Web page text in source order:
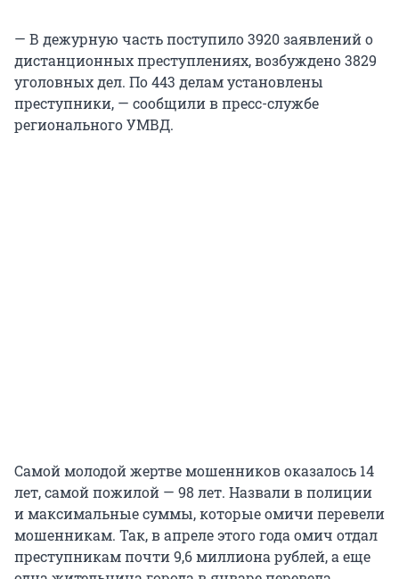
— В дежурную часть поступило 3920 заявлений о
дистанционных преступлениях, возбуждено 3829
уголовных дел. По 443 делам установлены
преступники, — сообщили в пресс-службе
регионального УМВД.
Самой молодой жертве мошенников оказалось 14
лет, самой пожилой — 98 лет. Назвали в полиции
и максимальные суммы, которые омичи перевели
мошенникам. Так, в апреле этого года омич отдал
преступникам почти 9,6 миллиона рублей, а еще